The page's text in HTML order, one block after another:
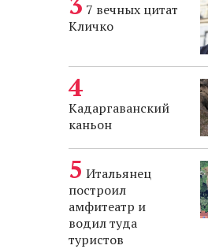
7 вечных цитат
Кличко
Кадаргаванский
каньон
Итальянец
построил
амфитеатр и
водил туда
туристов